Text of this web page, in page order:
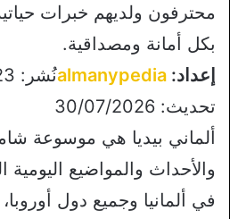
محترفون ولديهم خبرات
بكل أمانة ومصداقية.
إعداد: almanypedia
تحديث: 30/07/2026
ألماني بيديا هي موسوعة
والأحداث والمواضيع
في ألمانيا وجميع دول